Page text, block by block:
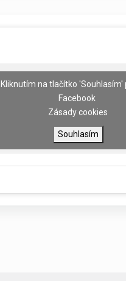
Kliknutím na tlačítko 'Souhlasím'
Facebook
Zásady cookies
Souhlasím